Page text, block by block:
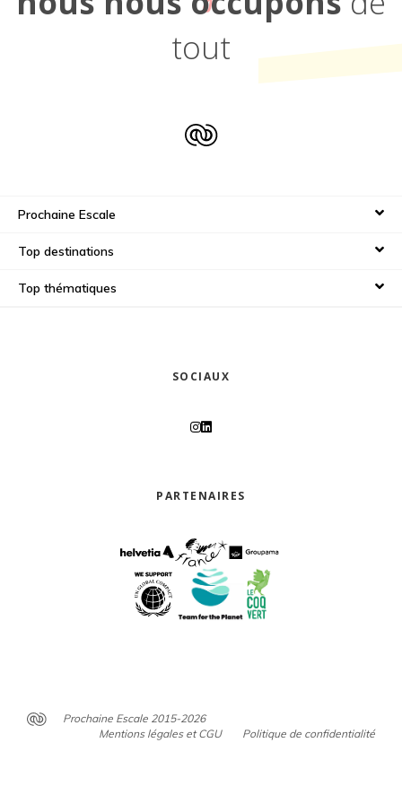
tout
Prochaine Escale
Top destinations
Top thématiques
SOCIAUX
PARTENAIRES
Prochaine Escale 2015-2026
Mentions légales et CGU
Politique de confidentialité